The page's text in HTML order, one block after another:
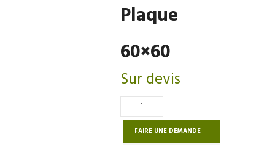
Plaque
60×60
Sur devis
Quantité
de
Laine
de
FAIRE UNE DEMANDE